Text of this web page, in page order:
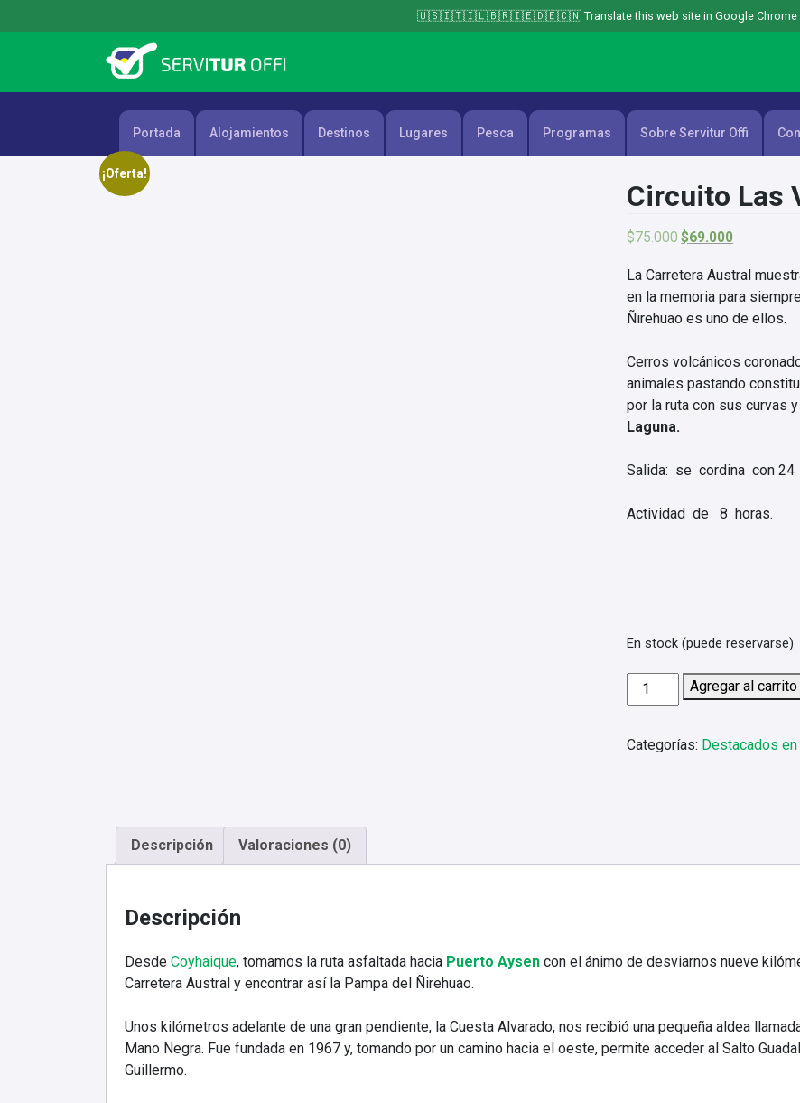
to
🇺🇸🇮🇹🇮🇱🇧🇷🇮🇪🇩🇪🇨🇳 Translate this web site in Google Chrome
Portada Alojamientos Destinos Lugares Pesca Programas Sobre Servitur Offi
¡Oferta!
Circuito Las
$75.000 El
original
era:
$75.000.
$69.000El
actual
es:
$69.000.
La Carretera Austral
en la memoria para
Ñirehuao es uno de ellos.
Cerros volcánicos
animales pastando
por la ruta con sus curvas
Laguna.
Salida: se cordina con
Actividad de 8 horas.
En stock (puede reservarse)
Circuito
Las
y
Agregar al carrito
Categorías: Destacados
Descripción Valoraciones (0)
Descripción
Desde Coyhaique, tomamos la ruta asfaltada hacia Puerto Aysen con el ánimo de desviarnos nueve
Carretera Austral y encontrar así la Pampa del Ñirehuao.
Unos kilómetros adelante de una gran pendiente, la Cuesta Alvarado, nos recibió una pequeña aldea
Mano Negra. Fue fundada en 1967 y, tomando por un camino hacia el oeste, permite acceder al Salto
Guillermo.